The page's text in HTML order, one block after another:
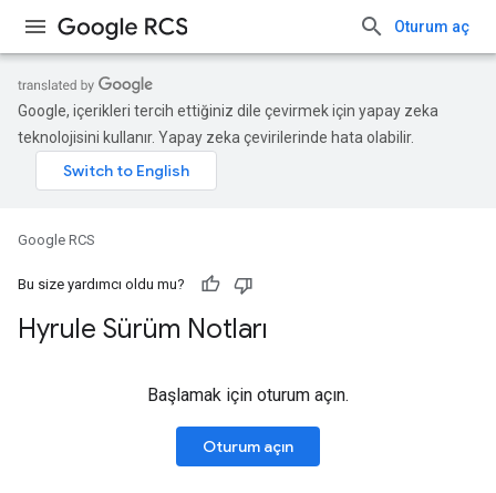
Oturum aç
Google, içerikleri tercih ettiğiniz dile çevirmek için yapay zeka
teknolojisini kullanır. Yapay zeka çevirilerinde hata olabilir.
Google RCS
Bu size yardımcı oldu mu?
Hyrule Sürüm Notları
Başlamak için oturum açın.
Oturum açın